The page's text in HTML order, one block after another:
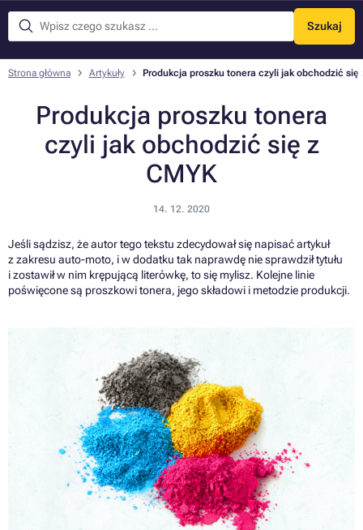
Szukaj
Menu
Strona główna Artykuły Produkcja proszku tonera czyli jak obchodzić się
Produkcja proszku tonera
czyli jak obchodzić się z
CMYK
14. 12. 2020
Jeśli sądzisz, że autor tego tekstu zdecydował się napisać artykuł
z zakresu auto-moto, i w dodatku tak naprawdę nie sprawdził tytułu
i zostawił w nim krępującą literówkę, to się mylisz. Kolejne linie
poświęcone są proszkowi tonera, jego składowi i metodzie produkcji.